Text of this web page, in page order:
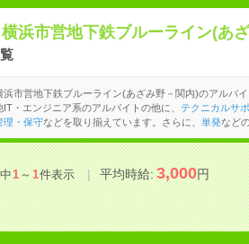
横浜市営地下鉄ブルーライン(あ
覧
浜市営地下鉄ブルーライン(あざみ野－関内)のアルバイ
IT・エンジニア系のアルバイトの他に、 テクニカルサ
理・保守などを取り揃えています。さらに、 単発など
1～1件表示 平均時給:3,000円